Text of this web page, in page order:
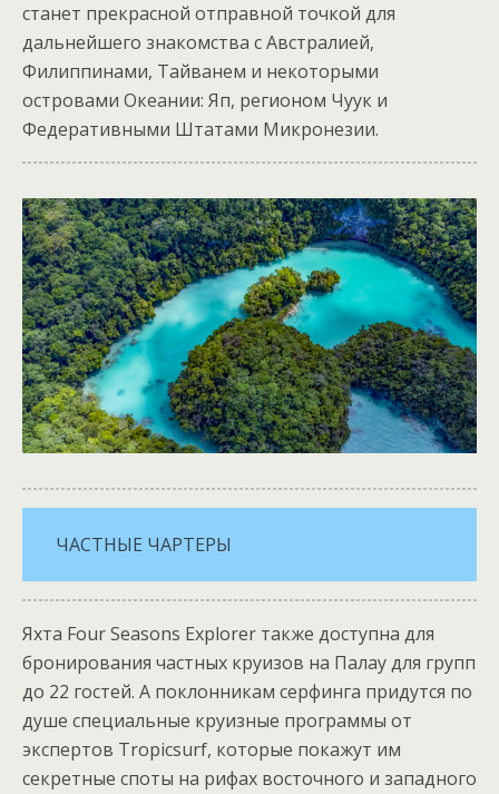
станет прекрасной отправной точкой для
дальнейшего знакомства с Австралией,
Филиппинами, Тайванем и некоторыми
островами Океании: Яп, регионом Чуук и
Федеративными Штатами Микронезии.
ЧАСТНЫЕ ЧАРТЕРЫ
Яхта Four Seasons Explorer также доступна для
бронирования частных круизов на Палау для групп
до 22 гостей. А поклонникам серфинга придутся по
душе специальные круизные программы от
экспертов Tropicsurf, которые покажут им
секретные споты на рифах восточного и западного